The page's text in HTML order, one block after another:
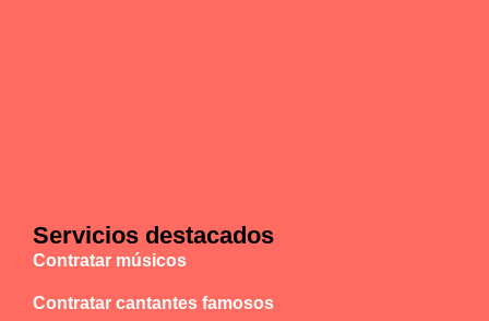
Servicios destacados
Contratar músicos
Contratar cantantes famosos